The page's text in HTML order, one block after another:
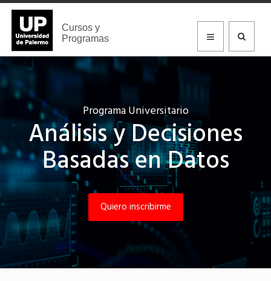
Cursos y
Programas
Programa Universitario
Análisis y Decisiones
Basadas en Datos
Quiero inscribirme